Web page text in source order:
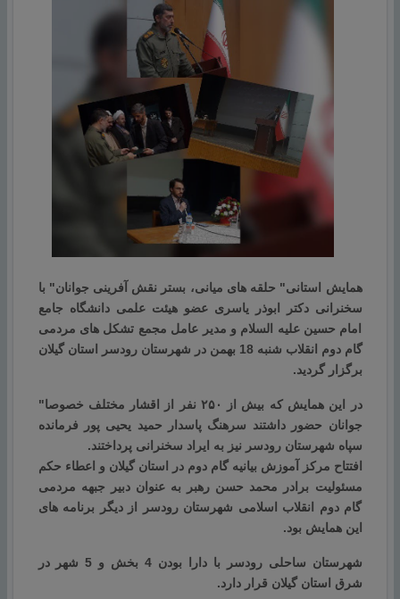
همایش استانی" حلقه های میانی، بستر نقش آفرینی جوانان" با
سخنرانی دکتر ابوذر یاسری عضو هیئت علمی دانشگاه جامع
امام حسین علیه السلام و مدیر عامل مجمع تشکل های مردمی
گام دوم انقلاب شنبه 18 بهمن در شهرستان رودسر استان گیلان
برگزار گردید.
در این همایش که بیش از ۲۵۰ نفر از اقشار مختلف خصوصا"
جوانان حضور داشتند سرهنگ پاسدار حمید یحیی پور فرمانده
سپاه شهرستان رودسر نیز به ایراد سخنرانی پرداختند.
افتتاح مرکز آموزش بیانیه گام دوم در استان گیلان و اعطاء حکم
مسئولیت برادر محمد حسن رهبر به عنوان دبیر جبهه مردمی
گام دوم انقلاب اسلامی شهرستان رودسر از دیگر برنامه های
این همایش بود.
شهرستان ساحلی رودسر با دارا بودن 4 بخش و 5 شهر در
شرق استان گیلان قرار دارد.